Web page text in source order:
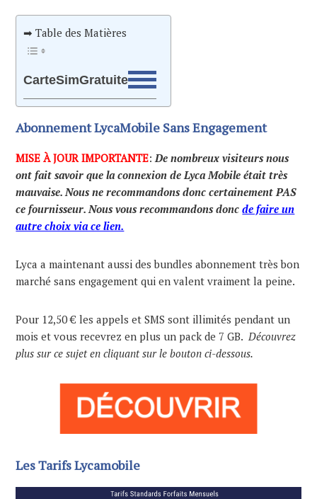
➡ Table des Matières
CarteSimGratuite
Abonnement LycaMobile Sans Engagement
MISE À JOUR IMPORTANTE: De nombreux visiteurs nous
ont fait savoir que la connexion de Lyca Mobile était très
mauvaise. Nous ne recommandons donc certainement PAS
ce fournisseur. Nous vous recommandons doncde faire un
autre choix via ce lien.
Lyca a maintenant aussi des bundles abonnement très bon
marché sans engagement qui en valent vraiment la peine.
Pour 12,50 € les appels et SMS sont illimités pendant un
mois et vous recevrez en plus un pack de 7 GB. Découvrez
plus sur ce sujet en cliquant sur le bouton ci-dessous.
Les Tarifs Lycamobile